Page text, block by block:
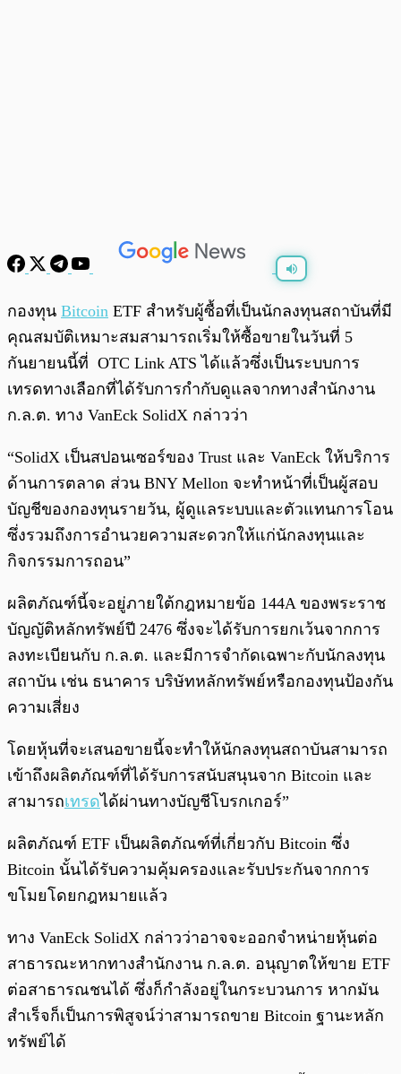
0:00
กองทุน Bitcoin ETF สำหรับผู้ซื้อที่เป็นนักลงทุนสถาบันที่มี
คุณสมบัติเหมาะสมสามารถเริ่มให้ซื้อขายในวันที่ 5
กันยายนนี้ที่ OTC Link ATS ได้แล้วซึ่งเป็นระบบการ
เทรดทางเลือกที่ได้รับการกำกับดูแลจากทางสำนักงาน
ก.ล.ต. ทาง VanEck SolidX กล่าวว่า
“SolidX เป็นสปอนเซอร์ของ Trust และ VanEck ให้บริการ
ด้านการตลาด ส่วน BNY Mellon จะทำหน้าที่เป็นผู้สอบ
บัญชีของกองทุนรายวัน, ผู้ดูแลระบบและตัวแทนการโอน
ซึ่งรวมถึงการอำนวยความสะดวกให้แก่นักลงทุนและ
กิจกรรมการถอน”
ผลิตภัณฑ์นี้จะอยู่ภายใต้กฎหมายข้อ 144A ของพระราช
บัญญัติหลักทรัพย์ปี 2476 ซึ่งจะได้รับการยกเว้นจากการ
ลงทะเบียนกับ ก.ล.ต. และมีการจำกัดเฉพาะกับนักลงทุน
สถาบัน เช่น ธนาคาร บริษัทหลักทรัพย์หรือกองทุนป้องกัน
ความเสี่ยง
โดยหุ้นที่จะเสนอขายนี้จะทำให้นักลงทุนสถาบันสามารถ
เข้าถึงผลิตภัณฑ์ที่ได้รับการสนับสนุนจาก Bitcoin และ
สามารถเทรดได้ผ่านทางบัญชีโบรกเกอร์”
ผลิตภัณฑ์ ETF เป็นผลิตภัณฑ์ที่เกี่ยวกับ Bitcoin ซึ่ง
Bitcoin นั้นได้รับความคุ้มครองและรับประกันจากการ
ขโมยโดยกฎหมายแล้ว
ทาง VanEck SolidX กล่าวว่าอาจจะออกจำหน่ายหุ้นต่อ
สาธารณะหากทางสำนักงาน ก.ล.ต. อนุญาตให้ขาย ETF
ต่อสาธารณชนได้ ซึ่งก็กำลังอยู่ในกระบวนการ หากมัน
สำเร็จก็เป็นการพิสูจน์ว่าสามารถขาย Bitcoin ฐานะหลัก
ทรัพย์ได้